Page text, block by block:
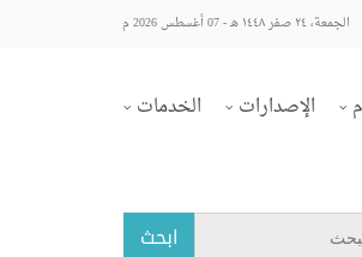
الجمعة، ٢٤ صفر ١٤٤٨ هـ - 07 أغسطس 2026 م
الإصدارات الخدمات
ابحث